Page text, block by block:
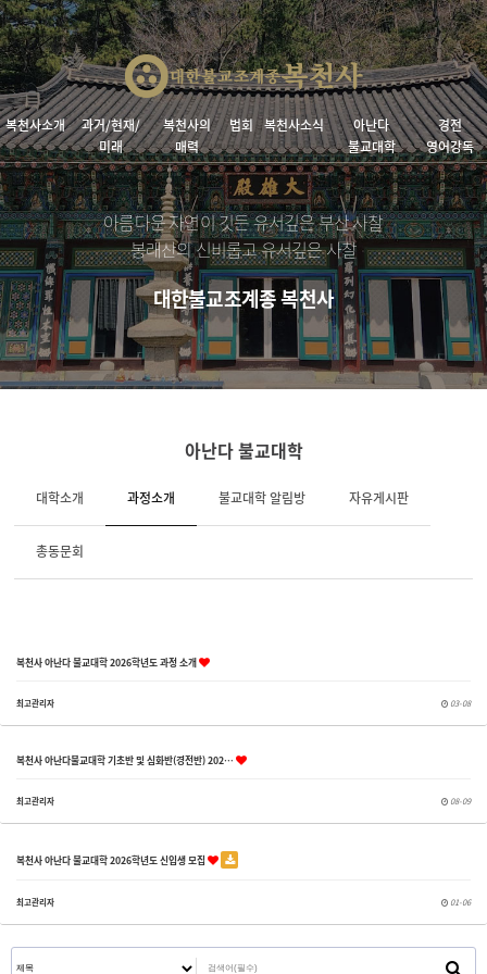
복천사소개
과거/현재/
미래
복천사의
매력
법회 복천사소식
아난다
불교대학
경전
영어강독
아름다운 자연이 깃든 유서깊은 부산 사찰
봉래산의 신비롭고 유서깊은 사찰
대한불교조계종 복천사
아난다 불교대학
대학소개 과정소개 불교대학 알림방 자유게시판
총동문회
복천사 아난다 불교대학 2026학년도 과정 소개
최고관리자 03-08
복천사 아난다불교대학 기초반 및 심화반(경전반) 202…
최고관리자 08-09
복천사 아난다 불교대학 2026학년도 신입생 모집
최고관리자 01-06